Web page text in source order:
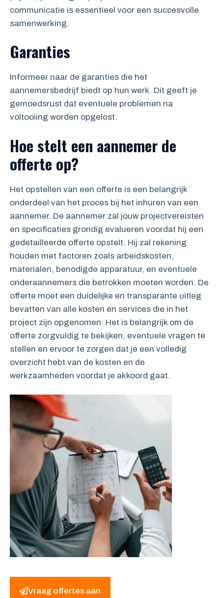
communicatie is essentieel voor een succesvolle
samenwerking.
Garanties
Informeer naar de garanties die het
aannemersbedrijf biedt op hun werk. Dit geeft je
gemoedsrust dat eventuele problemen na
voltooiing worden opgelost.
Hoe stelt een aannemer de
offerte op?
Het opstellen van een offerte is een belangrijk
onderdeel van het proces bij het inhuren van een
aannemer. De aannemer zal jouw projectvereisten
en specificaties grondig evalueren voordat hij een
gedetailleerde offerte opstelt. Hij zal rekening
houden met factoren zoals arbeidskosten,
materialen, benodigde apparatuur, en eventuele
onderaannemers die betrokken moeten worden. De
offerte moet een duidelijke en transparante uitleg
bevatten van alle kosten en services die in het
project zijn opgenomen. Het is belangrijk om de
offerte zorgvuldig te bekijken, eventuele vragen te
stellen en ervoor te zorgen dat je een volledig
overzicht hebt van de kosten en de
werkzaamheden voordat je akkoord gaat.
Vraag offertes aan